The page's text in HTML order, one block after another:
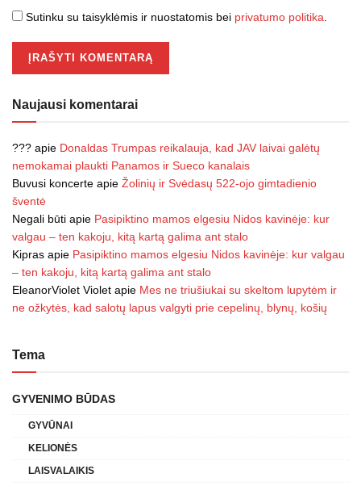
Sutinku su taisyklėmis ir nuostatomis bei privatumo politika
Naujausi komentarai
??? apie Donaldas Trumpas reikalauja, kad JAV laivai galėtų
nemokamai plaukti Panamos ir Sueco kanalais
Buvusi koncerte apie Žolinių ir Svėdasų 522-ojo gimtadienio
šventė
Negali būti apie Pasipiktino mamos elgesiu Nidos kavinėje: kur
valgau – ten kakoju, kitą kartą galima ant stalo
Kipras apie Pasipiktino mamos elgesiu Nidos kavinėje: kur valgau
– ten kakoju, kitą kartą galima ant stalo
EleanorViolet Violet apie Mes ne triušiukai su skeltom lupytėm ir
ne ožkytės, kad salotų lapus valgyti prie cepelinų, blynų, košių
Tema
GYVENIMO BŪDAS
GYVŪNAI
KELIONĖS
LAISVALAIKIS